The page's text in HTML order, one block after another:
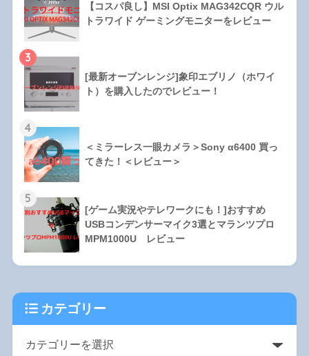
【コスパ良し】MSI Optix MAG342CQR ウル
トラワイド ゲーミングモニターをレビュー
3
[最新オーブンレンジ]象印エブリノ（ホワイ
ト）を購入したのでレビュー！
4
＜ミラーレス一眼カメラ＞Sony α6400 買っ
てきた！＜レビュー＞
5
[ゲーム実況やテレワークにも！]おすすめ
USBコンデンサーマイク3選とマランツプロ
MPM1000U レビュー
カテゴリー